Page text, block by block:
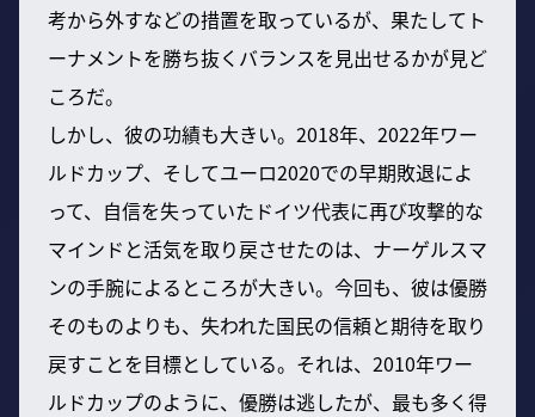
考から外すなどの措置を取っているが、果たしてト
ーナメントを勝ち抜くバランスを見出せるかが見ど
ころだ。
しかし、彼の功績も大きい。2018年、2022年ワー
ルドカップ、そしてユーロ2020での早期敗退によ
って、自信を失っていたドイツ代表に再び攻撃的な
マインドと活気を取り戻させたのは、ナーゲルスマ
ンの手腕によるところが大きい。今回も、彼は優勝
そのものよりも、失われた国民の信頼と期待を取り
戻すことを目標としている。それは、2010年ワー
ルドカップのように、優勝は逃したが、最も多く得